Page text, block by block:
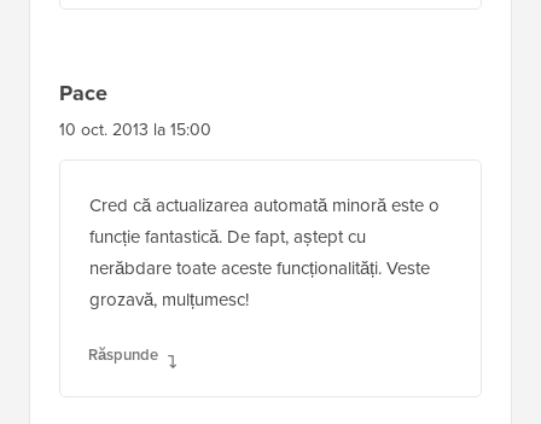
Pace
10 oct. 2013 la 15:00
Cred că actualizarea automată minoră este o
funcție fantastică. De fapt, aștept cu
nerăbdare toate aceste funcționalități. Veste
grozavă, mulțumesc!
Răspunde